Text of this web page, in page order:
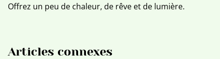
Offrez un peu de chaleur, de rêve et de lumière.
Articles connexes